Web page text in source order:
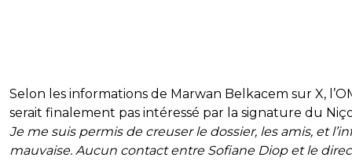
Selon les informations de Marwan Belkacem sur X,
serait finalement pas intéressé par la signature du
Je me suis permis de creuser le dossier, les amis, et
mauvaise. Aucun contact entre Sofiane Diop et le